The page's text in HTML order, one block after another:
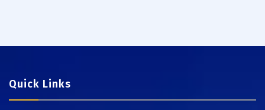
Quick Links